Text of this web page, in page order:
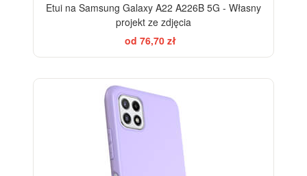
Etui na Samsung Galaxy A22 A226B 5G - Własny
projekt ze zdjęcia
od 76,70 zł